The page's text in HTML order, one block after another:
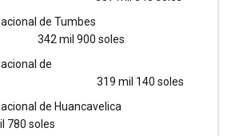
de Tumbes
900 soles
de
mil 140 soles
Nacional de Huancavelica
soles